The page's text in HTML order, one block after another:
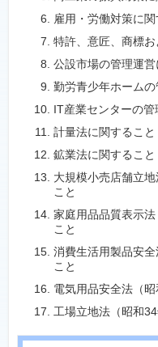
雇用・労働対策に関
特許、意匠、商標
公設市場の管理運営
勤労青少年ホーム
IT産業センターの
計量法に関すること
鉱業法に関すること
大規模小売店舗立
こと
家庭用品品質表示
こと
消費生活用製品安
こと
電気用品安全法（
工場立地法（昭和